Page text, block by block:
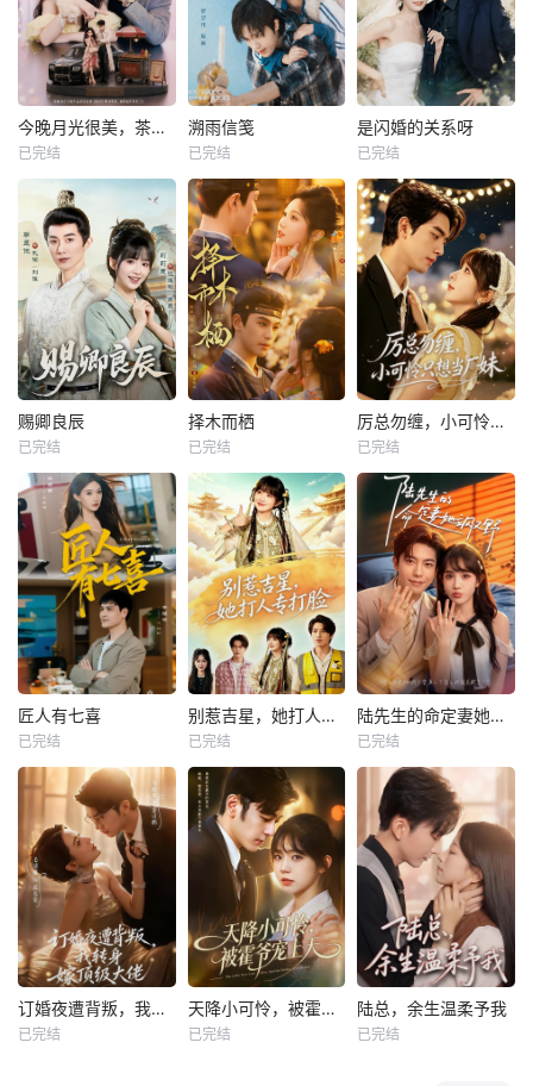
今晚月光很美，茶香四溢
已完结
溯雨信笺
已完结
是闪婚的关系呀
已完结
赐卿良辰
已完结
择木而栖
已完结
厉总勿缠，小可怜只想当厂妹
已完结
匠人有七喜
已完结
别惹吉星，她打人专打脸
已完结
陆先生的命定妻她飒又野
已完结
订婚夜遭背叛，我转身嫁顶级大佬
已完结
天降小可怜，被霍爷宠上天
已完结
陆总，余生温柔予我
已完结